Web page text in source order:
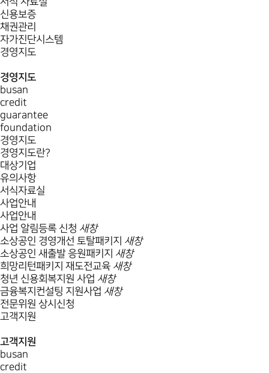
신용보증
채권관리
자가진단시스템
경영지도
경영지도
busan
credit
guarantee
foundation
경영지도
경영지도란?
대상기업
유의사항
서식자료실
사업안내
사업안내
사업 알림등록 신청 새창
소상공인 경영개선 토탈패키지 새창
소상공인 새출발 응원패키지 새창
희망리턴패키지 재도전교육 새창
청년 신용회복지원 사업 새창
금융복지컨설팅 지원사업 새창
전문위원 상시신청
고객지원
고객지원
busan
credit